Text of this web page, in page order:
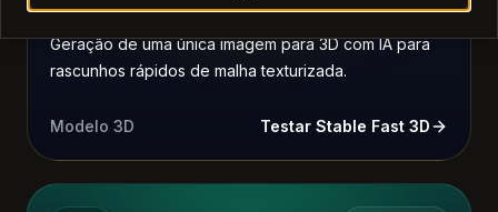
Geração de uma única imagem para 3D com IA para
rascunhos rápidos de malha texturizada.
Modelo 3D Testar Stable Fast 3D